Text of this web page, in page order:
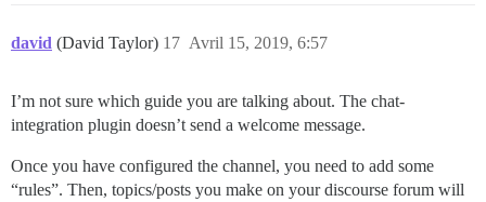
david (David Taylor) Avril 15, 2019, 6:57
17
I’m not sure which guide you are talking about. The chat-
integration plugin doesn’t send a welcome message.
Once you have configured the channel, you need to add some
“rules”. Then, topics/posts you make on your discourse forum will